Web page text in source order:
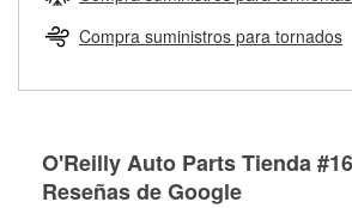
Herramientas de O'Reilly
pueden ser reutilizados, podemos
partes de reemplazo correctas para tu
Rectificación de tambores y discos de
Compra suministros para tornados
O'Reilly Auto Parts Tienda
Reseñas de Google